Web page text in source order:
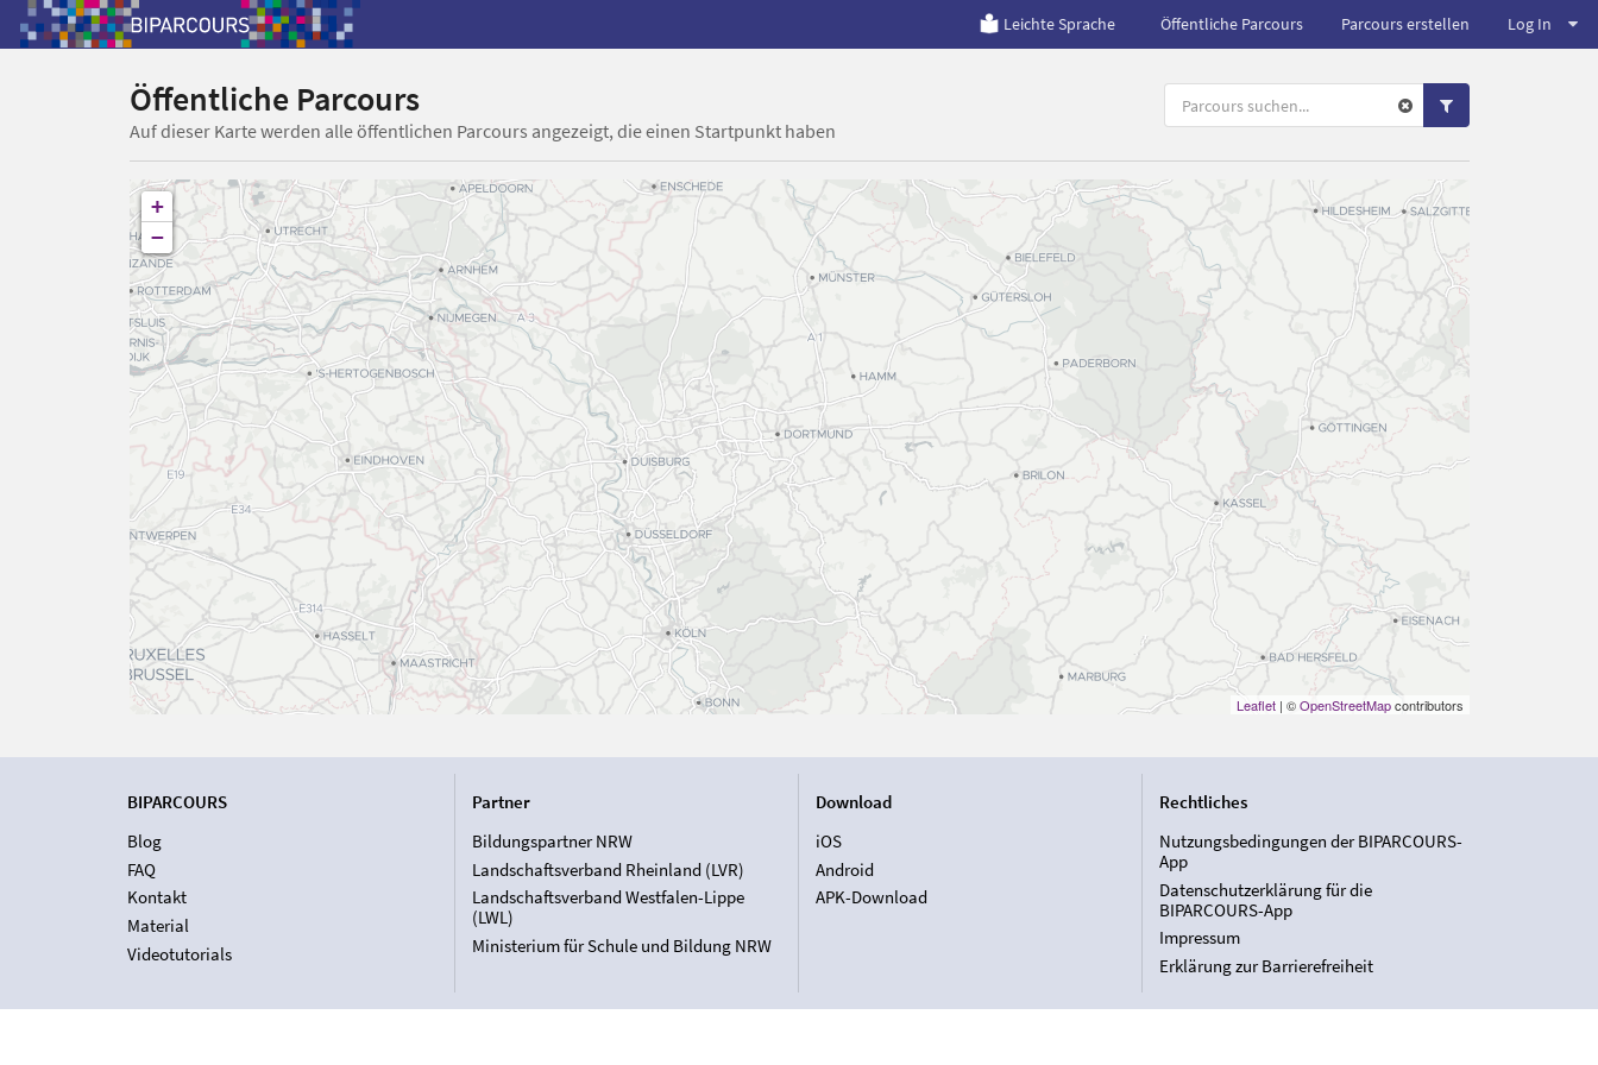
Leichte Sprache Öffentliche Parcours Parcours erstellen Log In
Öffentliche Parcours
Auf dieser Karte werden alle öffentlichen Parcours angezeigt, die einen Startpunkt haben
+
−
Leaflet| ©OpenStreetMapcontributors
BIPARCOURS
Blog
FAQ
Kontakt
Material
Videotutorials
Partner
Bildungspartner NRW
Landschaftsverband Rheinland (LVR)
Landschaftsverband Westfalen-Lippe
(LWL)
Ministerium für Schule und Bildung NRW
Download
iOS
Android
APK-Download
Rechtliches
Nutzungsbedingungen der BIPARCOURS-
App
Datenschutzerklärung für die
BIPARCOURS-App
Impressum
Erklärung zur Barrierefreiheit